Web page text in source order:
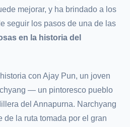
mejorar, y ha brindado a los
seguir los pasos de una de las
en la historia del
con Ajay Pun, un joven
— un pintoresco pueblo
del Annapurna. Narchyang
de la ruta tomada por el gran